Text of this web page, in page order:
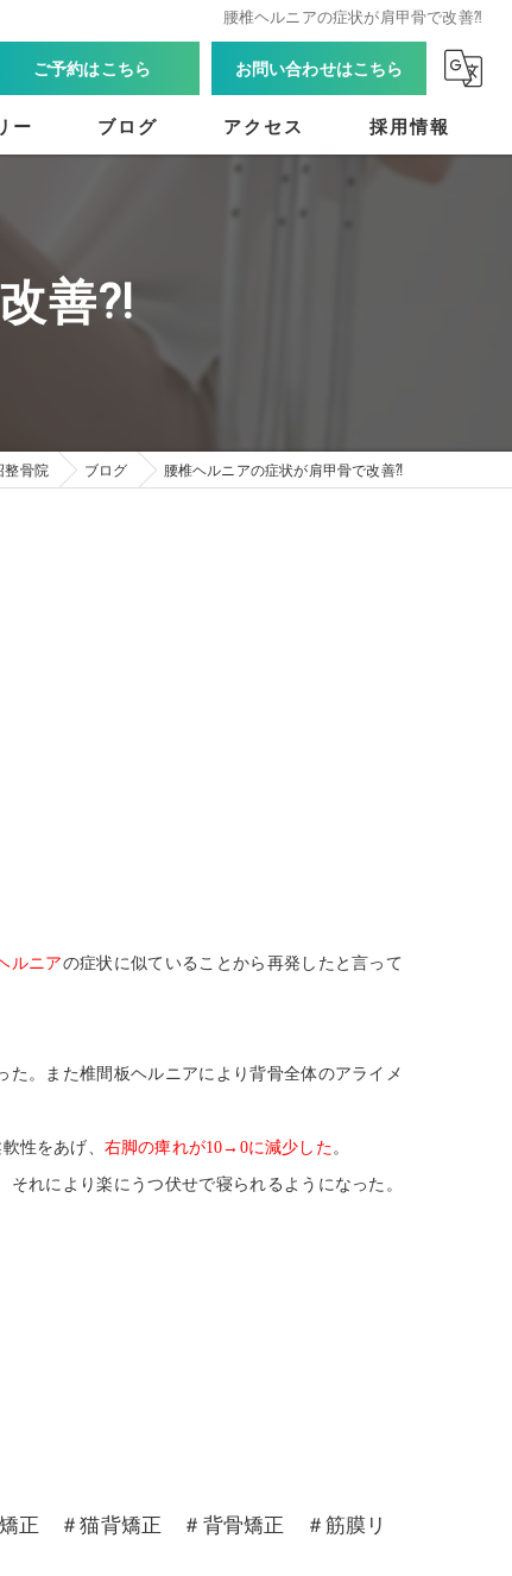
腰椎ヘルニアの症状が肩甲骨で改善⁈
ご予約はこちら お問い合わせはこちら
ー ブログ アクセス 採用情報
善⁈
整骨院 ブログ 腰椎ヘルニアの症状が肩甲骨で改善⁈
ルニアの症状に似ていることから再発したと言って
た。また椎間板ヘルニアにより背骨全体のアライメ
性をあげ、 右脚の痺れが10→0に減少した。
れにより楽にうつ伏せで寝られるようになった。
正 ＃猫背矯正 ＃背骨矯正 ＃筋膜リ